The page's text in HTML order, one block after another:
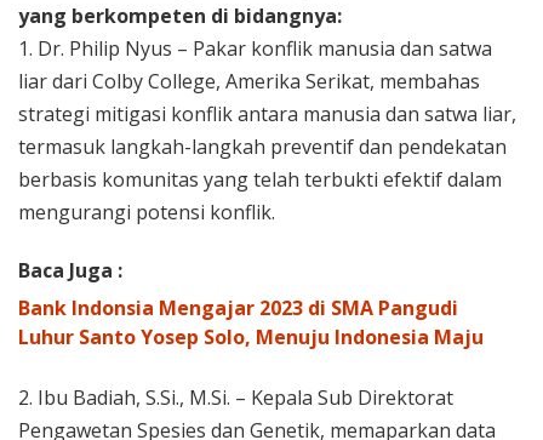
yang berkompeten di bidangnya:
1. Dr. Philip Nyus – Pakar konflik manusia dan satwa
liar dari Colby College, Amerika Serikat, membahas
strategi mitigasi konflik antara manusia dan satwa liar,
termasuk langkah-langkah preventif dan pendekatan
berbasis komunitas yang telah terbukti efektif dalam
mengurangi potensi konflik.
Baca Juga :
Bank Indonsia Mengajar 2023 di SMA Pangudi
Luhur Santo Yosep Solo, Menuju Indonesia Maju
2. Ibu Badiah, S.Si., M.Si. – Kepala Sub Direktorat
Pengawetan Spesies dan Genetik, memaparkan data